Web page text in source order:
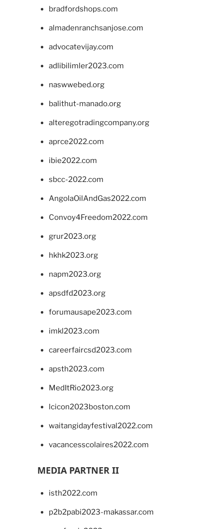
bradfordshops.com
almadenranchsanjose.com
advocatevijay.com
adlibilimler2023.com
naswwebed.org
balithut-manado.org
alteregotradingcompany.org
aprce2022.com
ibie2022.com
sbcc-2022.com
AngolaOilAndGas2022.com
Convoy4Freedom2022.com
grur2023.org
hkhk2023.org
napm2023.org
apsdfd2023.org
forumausape2023.com
imkl2023.com
careerfaircsd2023.com
apsth2023.com
MedItRio2023.org
lcicon2023boston.com
waitangidayfestival2022.com
vacancesscolaires2022.com
MEDIA PARTNER II
isth2022.com
p2b2pabi2023-makassar.com